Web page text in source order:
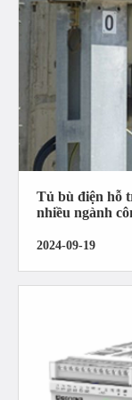
Tủ bù điện hỗ
nhiều ngành
2024-09-19